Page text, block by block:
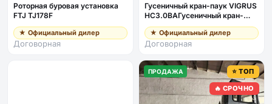
Роторная буровая установка
FTJ TJ178F
★ Официальный дилер
Договорная
Гусеничный кран-паук VIGRUS
HC3.0BAГусеничный кран-
паук VIGRUS HC3.0BA гп 3т с
пультом, дизель + питание от
380В
★ Официальный дилер
Договорная
ПРОДАЖА
⭐ ТОП
🔥 СРОЧНО